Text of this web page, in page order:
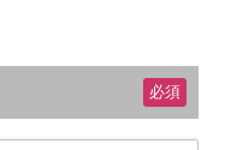
必須